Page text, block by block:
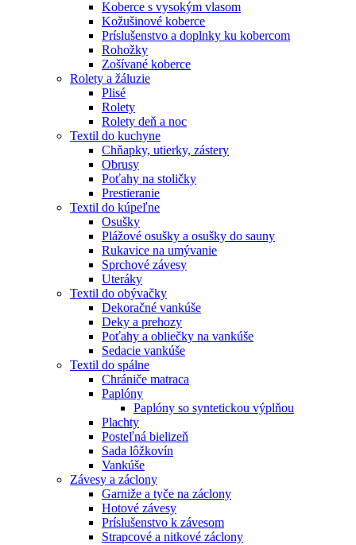
Koberce s vysokým vlasom
Kožušinové koberce
Príslušenstvo a doplnky ku kobercom
Rohožky
Zošívané koberce
Rolety a žáluzie
Plisé
Rolety
Rolety deň a noc
Textil do kuchyne
Chňapky, utierky, zástery
Obrusy
Poťahy na stoličky
Prestieranie
Textil do kúpeľne
Osušky
Plážové osušky a osušky do sauny
Rukavice na umývanie
Sprchové závesy
Uteráky
Textil do obývačky
Dekoračné vankúše
Deky a prehozy
Poťahy a obliečky na vankúše
Sedacie vankúše
Textil do spálne
Chrániče matraca
Paplóny
Paplóny so syntetickou výplňou
Plachty
Posteľná bielizeň
Sada lôžkovín
Vankúše
Závesy a záclony
Garniže a tyče na záclony
Hotové závesy
Príslušenstvo k závesom
Strapcové a nitkové záclony